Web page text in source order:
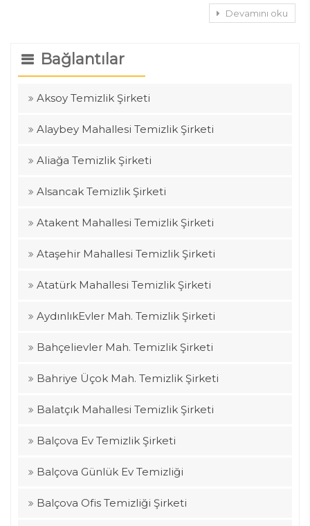
Devamını oku
Bağlantılar
Aksoy Temizlik Şirketi
Alaybey Mahallesi Temizlik Şirketi
Aliağa Temizlik Şirketi
Alsancak Temizlik Şirketi
Atakent Mahallesi Temizlik Şirketi
Ataşehir Mahallesi Temizlik Şirketi
Atatürk Mahallesi Temizlik Şirketi
AydınlıkEvler Mah. Temizlik Şirketi
Bahçelievler Mah. Temizlik Şirketi
Bahriye Üçok Mah. Temizlik Şirketi
Balatçık Mahallesi Temizlik Şirketi
Balçova Ev Temizlik Şirketi
Balçova Günlük Ev Temizliği
Balçova Ofis Temizliği Şirketi